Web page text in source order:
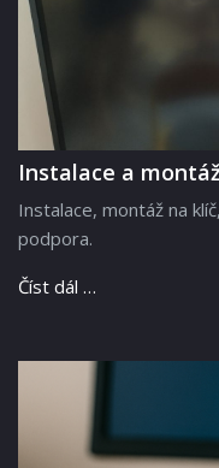
Instalace a
Instalace, montáž na
podpora.
Číst dál …